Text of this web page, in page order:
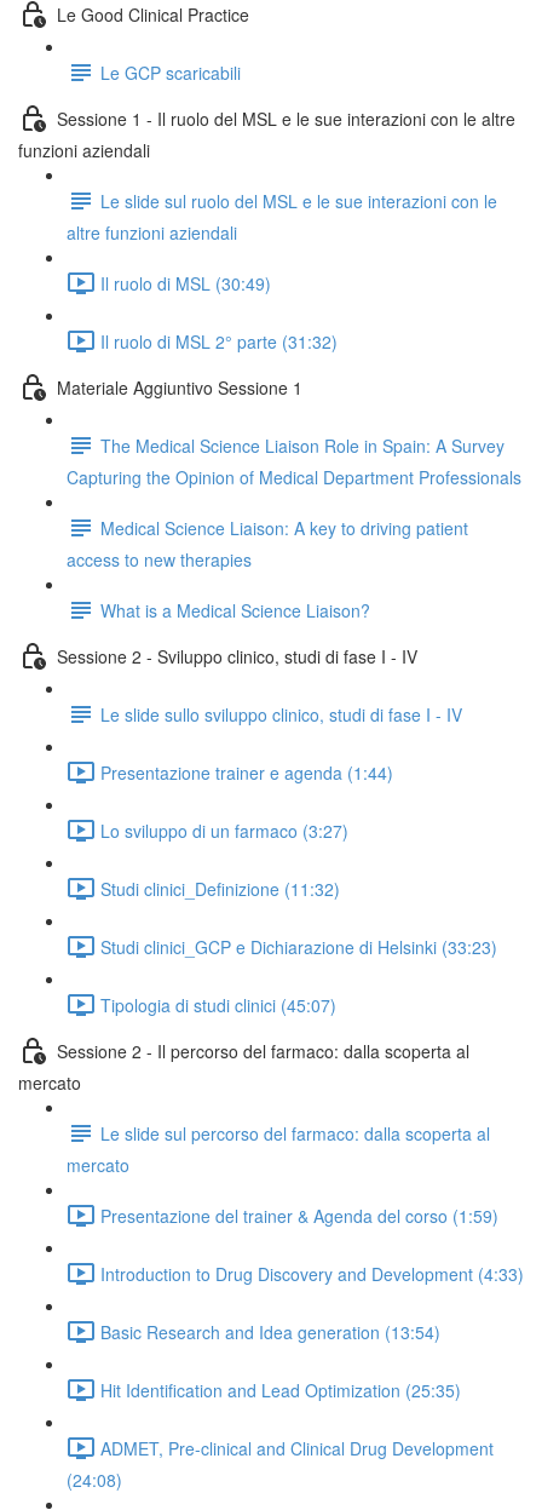
Le Good Clinical Practice
Le GCP scaricabili
Sessione 1 - Il ruolo del MSL e le sue interazioni con le altre
funzioni aziendali
Le slide sul ruolo del MSL e le sue interazioni con le
altre funzioni aziendali
Il ruolo di MSL (30:49)
Il ruolo di MSL 2° parte (31:32)
Materiale Aggiuntivo Sessione 1
The Medical Science Liaison Role in Spain: A Survey
Capturing the Opinion of Medical Department Professionals
Medical Science Liaison: A key to driving patient
access to new therapies
What is a Medical Science Liaison?
Sessione 2 - Sviluppo clinico, studi di fase I - IV
Le slide sullo sviluppo clinico, studi di fase I - IV
Presentazione trainer e agenda (1:44)
Lo sviluppo di un farmaco (3:27)
Studi clinici_Definizione (11:32)
Studi clinici_GCP e Dichiarazione di Helsinki (33:23)
Tipologia di studi clinici (45:07)
Sessione 2 - Il percorso del farmaco: dalla scoperta al
mercato
Le slide sul percorso del farmaco: dalla scoperta al
mercato
Presentazione del trainer & Agenda del corso (1:59)
Introduction to Drug Discovery and Development (4:33)
Basic Research and Idea generation (13:54)
Hit Identification and Lead Optimization (25:35)
ADMET, Pre-clinical and Clinical Drug Development
(24:08)